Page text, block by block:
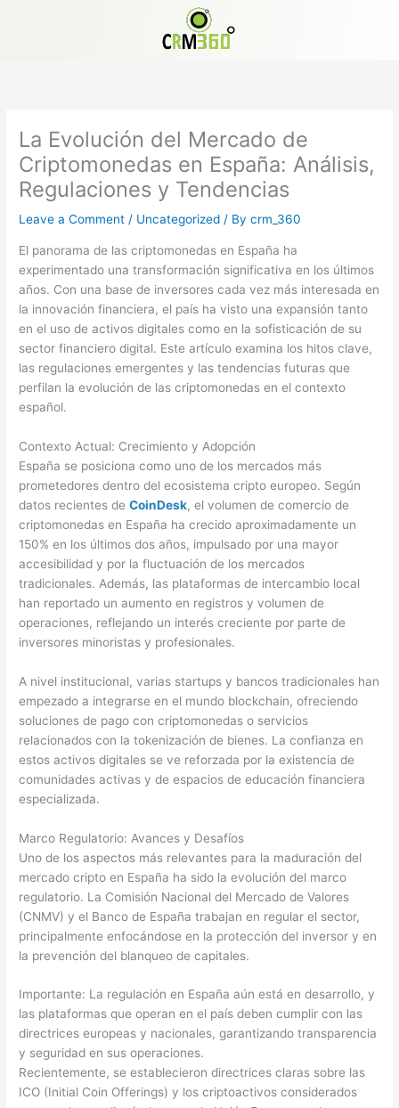
La Evolución del Mercado de
Criptomonedas en España: Análisis,
Regulaciones y Tendencias
Leave a Comment / Uncategorized / Bycrm_360
El panorama de las criptomonedas en España ha
experimentado una transformación significativa en los últimos
años. Con una base de inversores cada vez más interesada en
la innovación financiera, el país ha visto una expansión tanto
en el uso de activos digitales como en la sofisticación de su
sector financiero digital. Este artículo examina los hitos clave,
las regulaciones emergentes y las tendencias futuras que
perfilan la evolución de las criptomonedas en el contexto
español.
Contexto Actual: Crecimiento y Adopción
España se posiciona como uno de los mercados más
prometedores dentro del ecosistema cripto europeo. Según
datos recientes deCoinDesk, el volumen de comercio de
criptomonedas en España ha crecido aproximadamente un
150% en los últimos dos años, impulsado por una mayor
accesibilidad y por la fluctuación de los mercados
tradicionales. Además, las plataformas de intercambio local
han reportado un aumento en registros y volumen de
operaciones, reflejando un interés creciente por parte de
inversores minoristas y profesionales.
A nivel institucional, varias startups y bancos tradicionales han
empezado a integrarse en el mundo blockchain, ofreciendo
soluciones de pago con criptomonedas o servicios
relacionados con la tokenización de bienes. La confianza en
estos activos digitales se ve reforzada por la existencia de
comunidades activas y de espacios de educación financiera
especializada.
Marco Regulatorio: Avances y Desafíos
Uno de los aspectos más relevantes para la maduración del
mercado cripto en España ha sido la evolución del marco
regulatorio. La Comisión Nacional del Mercado de Valores
(CNMV) y el Banco de España trabajan en regular el sector,
principalmente enfocándose en la protección del inversor y en
la prevención del blanqueo de capitales.
Importante: La regulación en España aún está en desarrollo, y
las plataformas que operan en el país deben cumplir con las
directrices europeas y nacionales, garantizando transparencia
y seguridad en sus operaciones.
Recientemente, se establecieron directrices claras sobre las
ICO (Initial Coin Offerings) y los criptoactivos considerados